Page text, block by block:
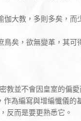
伽大教，多則多矣，而
鳥矣，欲無變革，其可
教並不會因皇室的偏
為編寫與增編懺儀的
反而是要更熟悉它。